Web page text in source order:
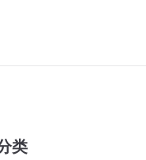
类